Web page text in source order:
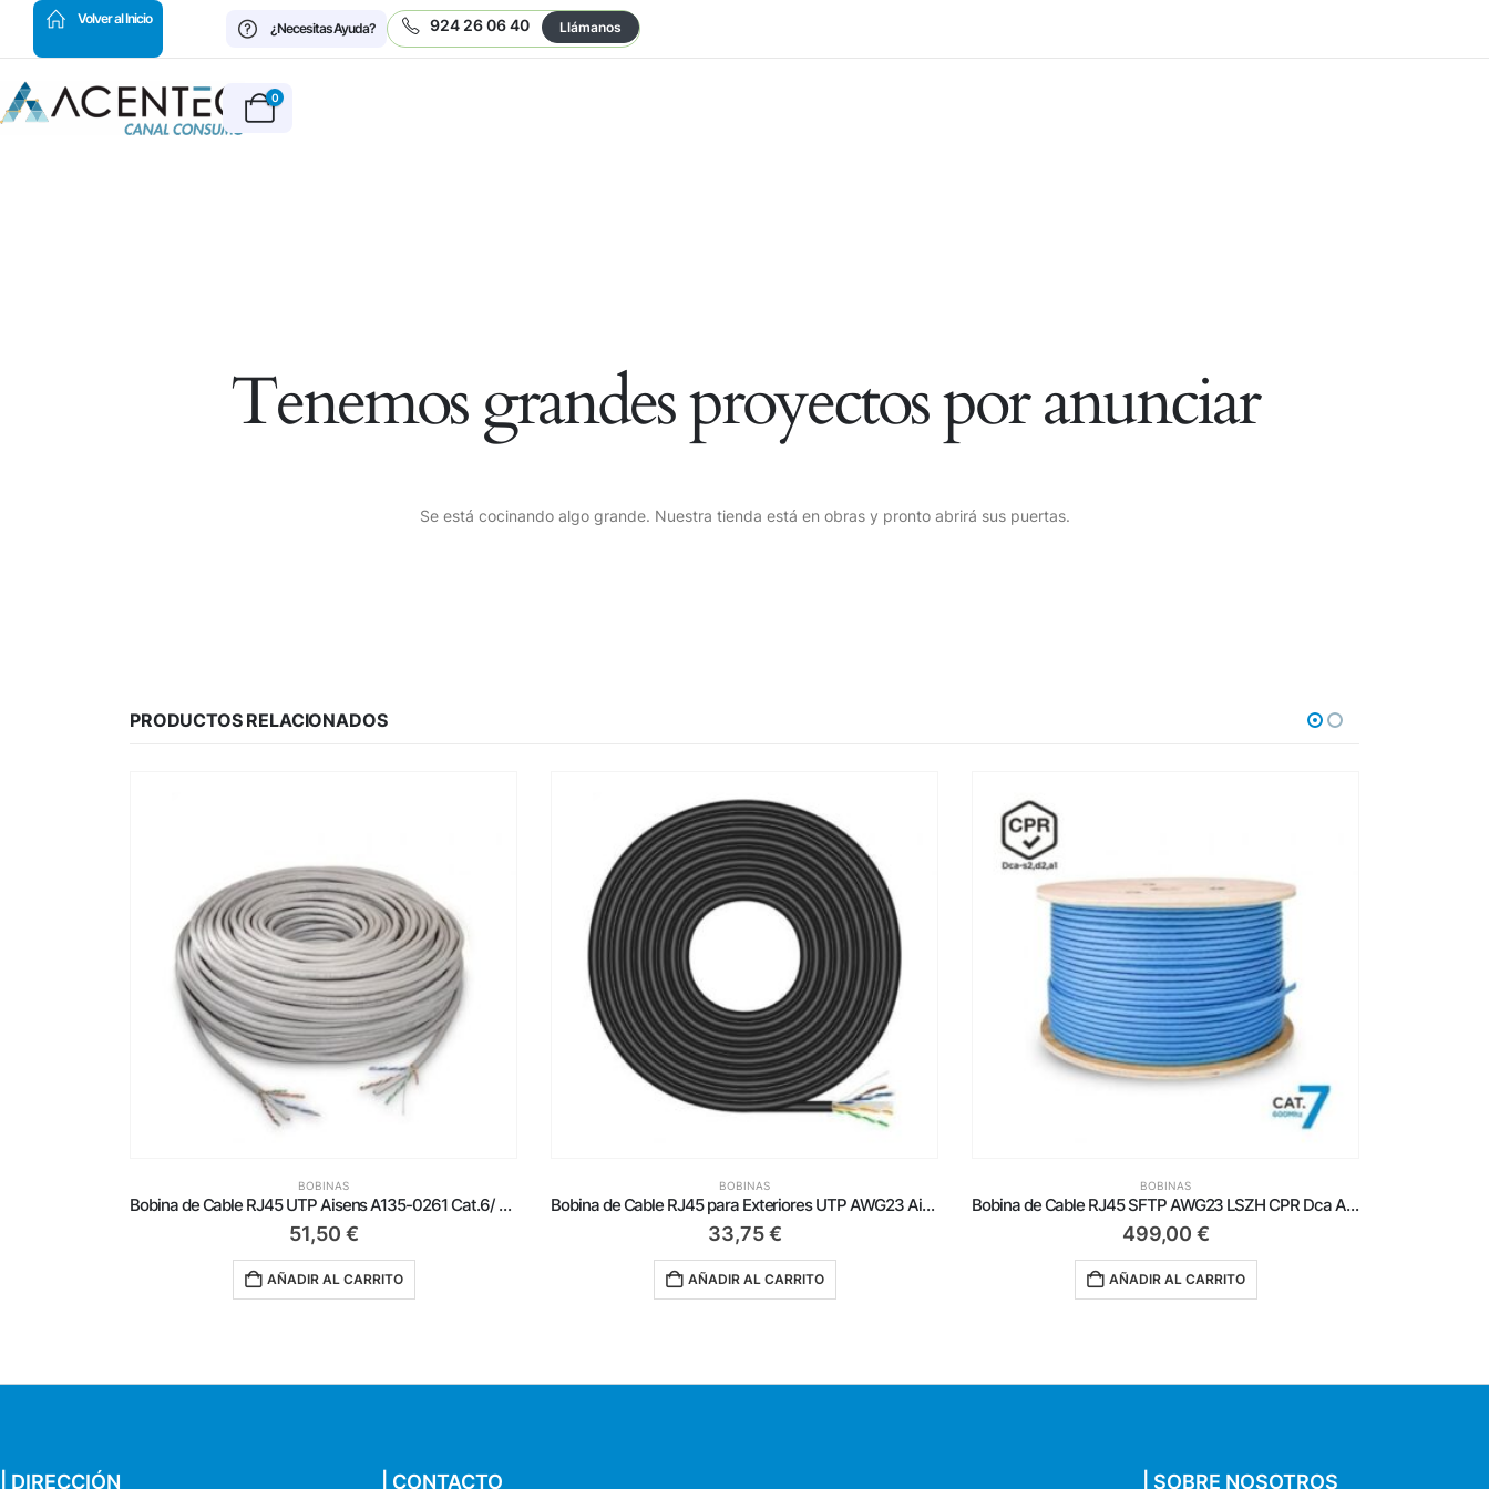
Volver al Inicio
¿Necesitas Ayuda?
924 26 06 40 Llámanos
0
Tenemos grandes proyectos por anunciar
Se está cocinando algo grande. Nuestra tienda está en obras y pronto abrirá sus puertas.
PRODUCTOS RELACIONADOS
BOBINAS
Bobina de Cable RJ45 para Exteriores UTP AWG23 Aisens A135-0675 Cat.6/ 100m/ Impermeable/ Negro
33,75€
AÑADIR AL CARRITO
BOBINAS
Bobina de Cable RJ45 SFTP AWG23 LSZH CPR Dca Aisens A146-0666 Cat.7/ 500m/ Azul
499,00€
AÑADIR AL CARRITO
BOBINAS
Bobina de Cable RJ45 para Exteriores UTP AWG23 Aisens A135-0751 Cat.6/ 305m/ Impermeable/ Negro
98,50€
AÑADIR AL CARRITO
| DIRECCIÓN | CONTACTO | SOBRE NOSOTROS